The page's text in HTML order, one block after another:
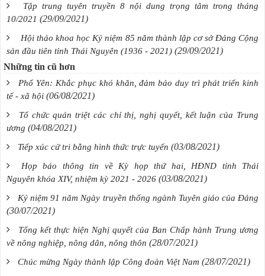
Tập trung tuyên truyền 8 nội dung trọng tâm trong tháng
10/2021 (29/09/2021)
Hội thảo khoa học Kỷ niệm 85 năm thành lập cơ sở Đảng Cộng
sản đầu tiên tỉnh Thái Nguyên (1936 - 2021) (29/09/2021)
Những tin cũ hơn
Phổ Yên: Khắc phục khó khăn, đảm bảo duy trì phát triển kinh
tế - xã hội (06/08/2021)
Tổ chức quán triệt các chỉ thị, nghị quyết, kết luận của Trung
ương (04/08/2021)
Tiếp xúc cử tri bằng hình thức trực tuyến (03/08/2021)
Họp báo thông tin về Kỳ họp thứ hai, HĐND tỉnh Thái
Nguyên khóa XIV, nhiệm kỳ 2021 - 2026 (03/08/2021)
Kỷ niệm 91 năm Ngày truyền thống ngành Tuyên giáo của Đảng
(30/07/2021)
Tổng kết thực hiện Nghị quyết của Ban Chấp hành Trung ương
về nông nghiệp, nông dân, nông thôn (28/07/2021)
Chúc mừng Ngày thành lập Công đoàn Việt Nam (28/07/2021)